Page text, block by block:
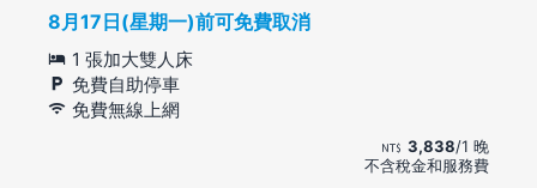
8月17日(星期一)前可免費取消
1 張加大雙人床
免費自助停車
免費無線上網
3,838/1 晚
不含稅金和服務費